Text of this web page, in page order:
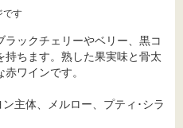
です
ックチェリーやベリー、黒コ
ちます。熟した果実味と骨太
ワインです。
主体、メルロー、プティ･シラ